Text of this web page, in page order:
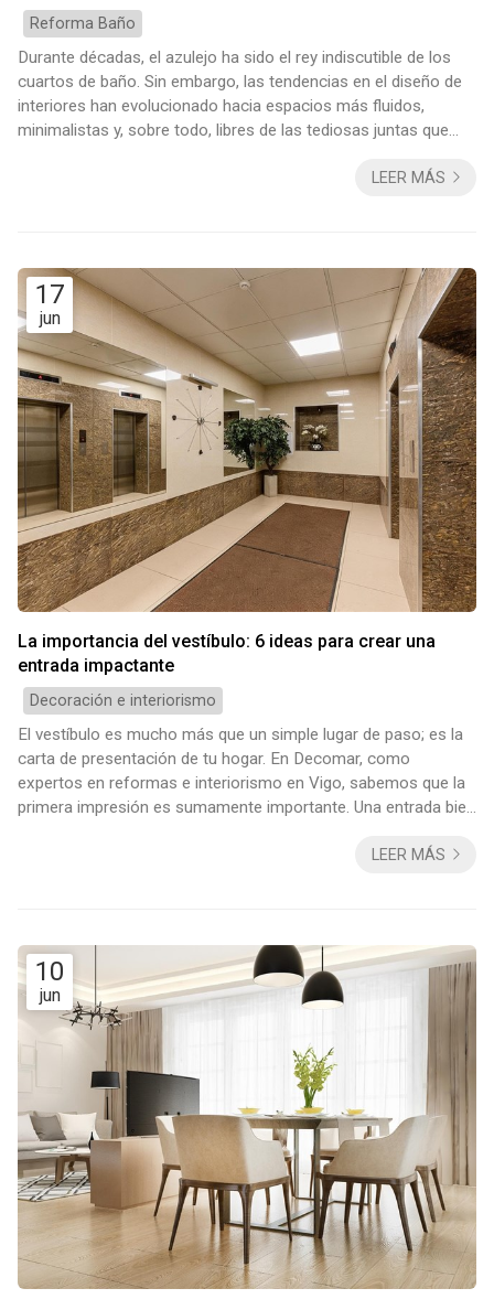
Reforma Baño
Durante décadas, el azulejo ha sido el rey indiscutible de los
cuartos de baño. Sin embargo, las tendencias en el diseño de
interiores han evolucionado hacia espacios más fluidos,
minimalistas y, sobre todo, libres de las tediosas juntas que
Vigo, estamos viendo cómo cada vez más clientes apuestan
LEER MÁS
17
jun
La importancia del vestíbulo: 6 ideas para crear una
entrada impactante
Decoración e interiorismo
El vestíbulo es mucho más que un simple lugar de paso; es la
carta de presentación de tu hogar. En Decomar, como
expertos en reformas e interiorismo en Vigo, sabemos que la
primera impresión es sumamente importante. Una entrada bien
marca la transición emocional hacia tu refugio personal. Si
LEER MÁS
10
jun